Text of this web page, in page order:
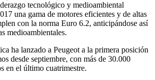
tecnológico y medioambiental
una gama de motores eficientes y de altas
con la norma Euro 6.2, anticipándose así
medioambientales.
ha lanzado a Peugeot a la primera posición
desde septiembre, con más de 30.000
en el último cuatrimestre.